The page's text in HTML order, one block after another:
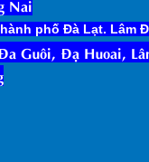
Nai
phố Đà Lạt. Lâm
Guôi, Đạ Huoai,